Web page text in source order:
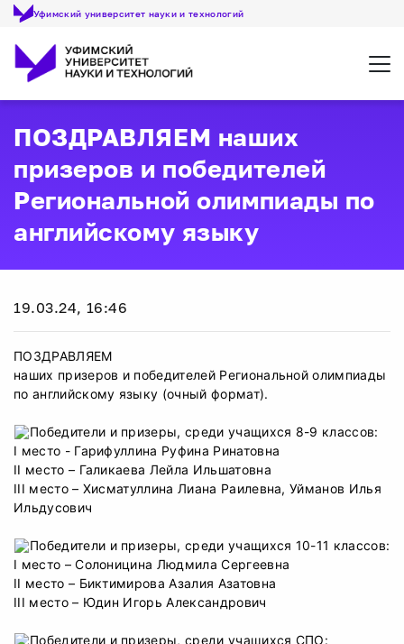
Уфимский университет науки и технологий
ПОЗДРАВЛЯЕМ наших
призеров и победителей
Региональной олимпиады по
английскому языку
19.03.24, 16:46
ПОЗДРАВЛЯЕМ
наших призеров и победителей Региональной олимпиады
по английскому языку (очный формат).
Победители и призеры, среди учащихся 8-9 классов:
I место - Гарифуллина Руфина Ринатовна
II место – Галикаева Лейла Ильшатовна
III место – Хисматуллина Лиана Раилевна, Уйманов Илья
Ильдусович
Победители и призеры, среди учащихся 10-11 классов:
I место – Солоницина Людмила Сергеевна
II место – Биктимирова Азалия Азатовна
III место – Юдин Игорь Александрович
Победители и призеры, среди учащихся СПО: